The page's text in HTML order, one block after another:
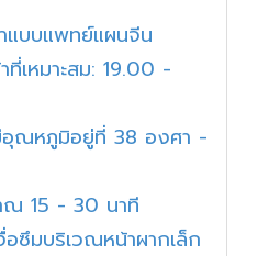
แบบแพทย์แผนจีน
ที่เหมาะสม: 19.00 -
อุณหภูมิอยู่ที่ 38 องศา -
ณ 15 - 30 นาที
อซึมบริเวณหน้าผากเล็ก